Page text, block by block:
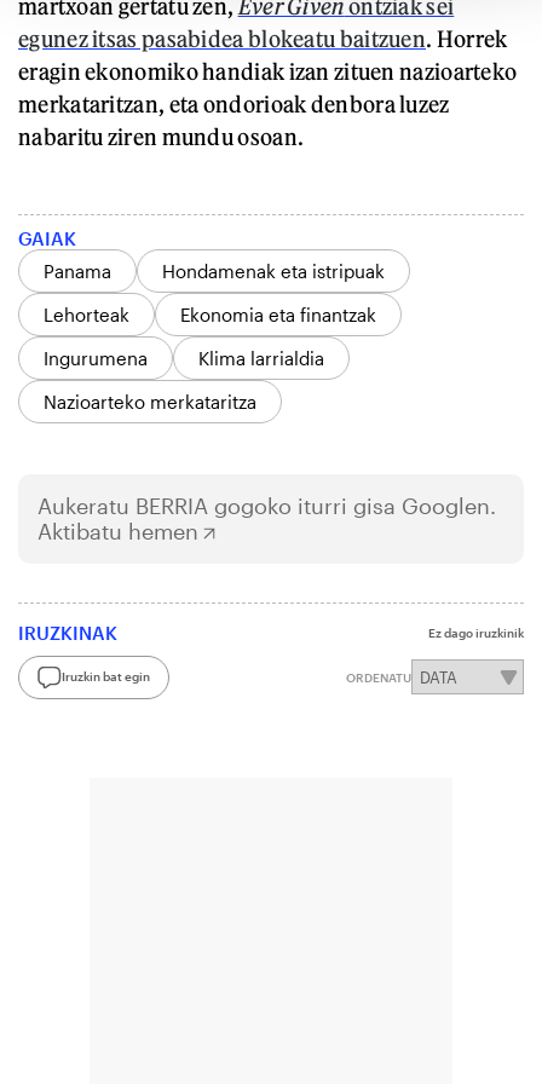
martxoan gertatu zen, Ever Givenontziak sei
egunez itsas pasabidea blokeatu baitzuen. Horrek
eragin ekonomiko handiak izan zituen nazioarteko
merkataritzan, eta ondorioak denbora luzez
nabaritu ziren mundu osoan.
GAIAK
Panama
Hondamenak eta istripuak
Lehorteak
Ekonomia eta finantzak
Ingurumena
Klima larrialdia
Nazioarteko merkataritza
Aukeratu BERRIA gogoko iturri gisa Googlen.
Aktibatu hemen
IRUZKINAK Ez dago iruzkinik
Iruzkin bat egin ORDENATU